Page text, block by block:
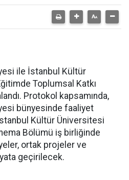
ile İstanbul Kültür
Toplumsal Katkı
Protokol kapsamında,
bünyesinde faaliyet
Kültür Üniversitesi
Bölümü iş birliğinde
ortak projeler ve
geçirilecek.